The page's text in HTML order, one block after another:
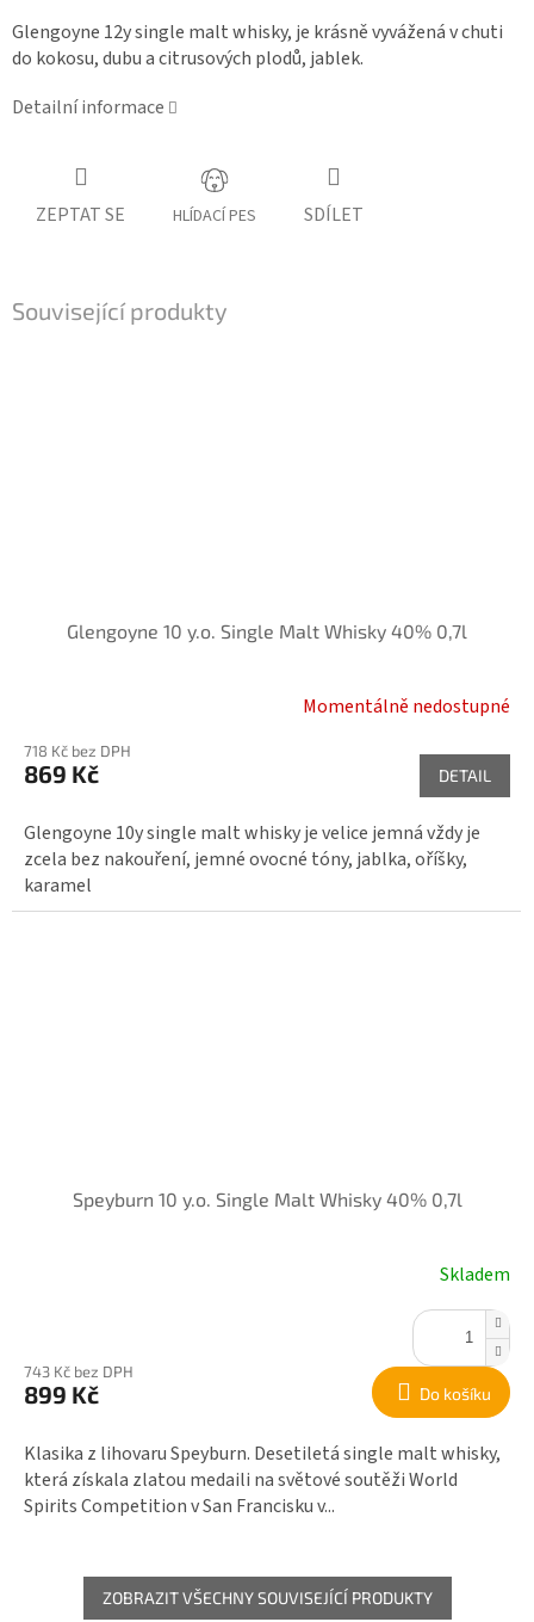
Glengoyne 12y single malt whisky, je krásně vyvážená v chuti
do kokosu, dubu a citrusových plodů, jablek.
Detailní informace
ZEPTAT SE HLÍDACÍ PES SDÍLET
Související produkty
Glengoyne 10 y.o. Single Malt Whisky 40% 0,7l
Momentálně nedostupné
718 Kč bez DPH
869 Kč DETAIL
Glengoyne 10y single malt whisky je velice jemná vždy je
zcela bez nakouření, jemné ovocné tóny, jablka, oříšky,
karamel
Speyburn 10 y.o. Single Malt Whisky 40% 0,7l
Skladem
743 Kč bez DPH
899 Kč Do košíku
Klasika z lihovaru Speyburn. Desetiletá single malt whisky,
která získala zlatou medaili na světové soutěži World
Spirits Competition v San Francisku v...
ZOBRAZIT VŠECHNY SOUVISEJÍCÍ PRODUKTY